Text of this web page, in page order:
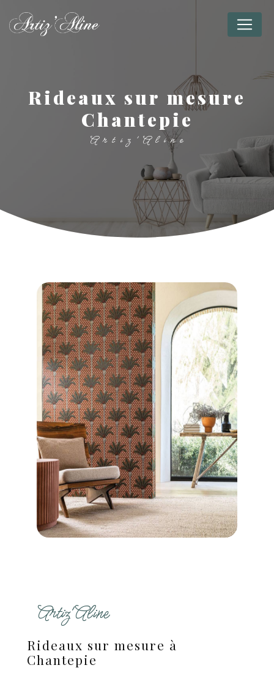
rideaux sur mesure
Chantepie
Artiz'Aline
Artiz'Aline
rideaux sur mesure à
Chantepie